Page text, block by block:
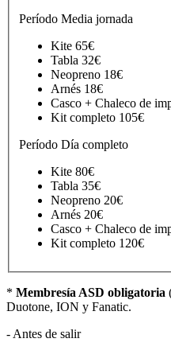
Período Media jornada
Kite 65€
Tabla 32€
Neopreno 18€
Arnés 18€
Casco + Chaleco de
Kit completo 105€
Período Día completo
Kite 80€
Tabla 35€
Neopreno 20€
Arnés 20€
Casco + Chaleco de
Kit completo 120€
* Membresía ASD obligatoria
Duotone, ION y Fanatic.
- Antes de salir